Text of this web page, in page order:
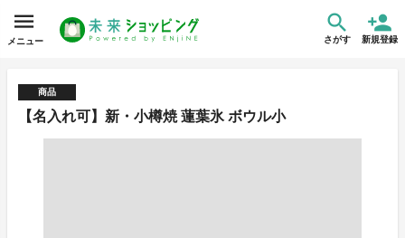
メニュー さがす 新規登録
商品
【名入れ可】新・小樽焼 蓮葉氷 ボウル小